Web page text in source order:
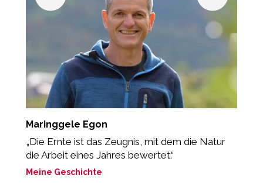
Maringgele Egon
„Die Ernte ist das Zeugnis, mit dem die Natur
die Arbeit eines Jahres bewertet.“
Meine Geschichte